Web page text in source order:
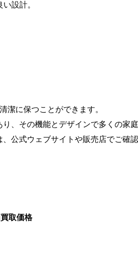
設計。
潔に保つことができます。
、その機能とデザインで多くの家庭
公式ウェブサイトや販売店でご確認
取価格